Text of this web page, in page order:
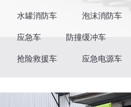
无泄漏垃圾车
吸粪车系列
吸污车系列
水罐消防车
泡沫消防车
应急车
防撞缓冲车
抢险救援车
应急电源车